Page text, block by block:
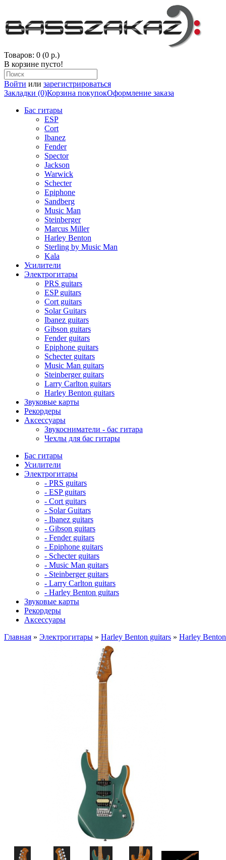
Товаров: 0 (0 р.)
В корзине пусто!
Войти или зарегистрироваться
Закладки (0)Корзина покупокОформление заказа
Бас гитары
ESP
Cort
Ibanez
Fender
Spector
Jackson
Warwick
Schecter
Epiphone
Sandberg
Music Man
Steinberger
Marcus Miller
Harley Benton
Sterling by Music Man
Kala
Усилители
Электрогитары
PRS guitars
ESP guitars
Cort guitars
Solar Guitars
Ibanez guitars
Gibson guitars
Fender guitars
Epiphone guitars
Schecter guitars
Music Man guitars
Steinberger guitars
Larry Carlton guitars
Harley Benton guitars
Звуковые карты
Рекордеры
Аксессуары
Звукосниматели - бас гитара
Чехлы для бас гитары
Бас гитары
Усилители
Электрогитары
- PRS guitars
- ESP guitars
- Cort guitars
- Solar Guitars
- Ibanez guitars
- Gibson guitars
- Fender guitars
- Epiphone guitars
- Schecter guitars
- Music Man guitars
- Steinberger guitars
- Larry Carlton guitars
- Harley Benton guitars
Звуковые карты
Рекордеры
Аксессуары
Главная » Электрогитары » Harley Benton guitars » Harley